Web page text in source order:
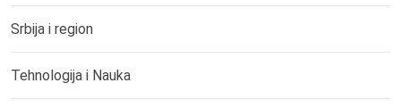
Srbija i region
Tehnologija i Nauka